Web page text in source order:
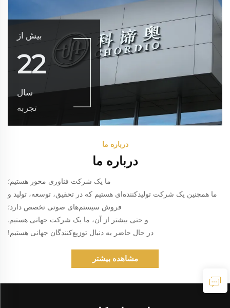
بیش از
22
سال
تجربه
درباره ما
درباره ما
ما یک شرکت فناوری محور هستیم؛
ما همچنین یک شرکت تولیدکننده‌ای هستیم که در تحقیق، توسعه، تولید و
فروش سیستم‌های صوتی تخصص دارد؛
و حتی بیشتر از آن، ما یک شرکت جهانی هستیم.
در حال حاضر به دنبال توزیع‌کنندگان جهانی هستیم!
مشاهده بیشتر